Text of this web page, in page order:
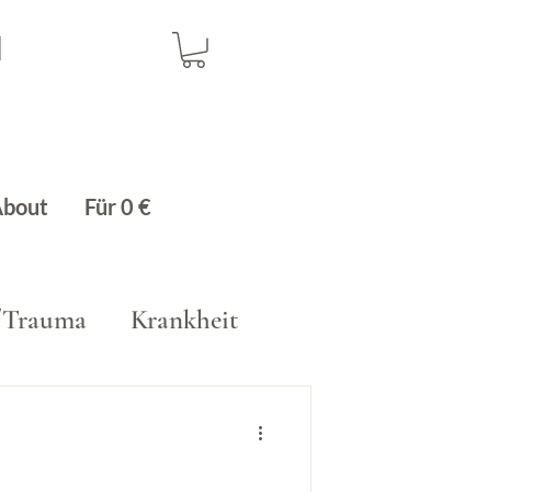
Für 0 €
Krankheit